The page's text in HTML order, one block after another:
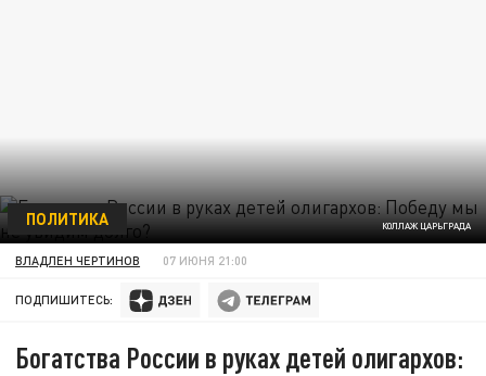
КОЛЛАЖ ЦАРЬГРАДА
ПОЛИТИКА
ВЛАДЛЕН ЧЕРТИНОВ 07 ИЮНЯ 21:00
ПОДПИШИТЕСЬ:
Богатства России в руках детей олигархов: